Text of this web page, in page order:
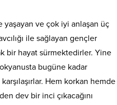
ve çok iyi anlaşan üç
ile sağlayan gençler
bir hayat sürmektedirler. Yine
bugüne kadar
Hem korkan hemde
dev bir inci çıkacağını